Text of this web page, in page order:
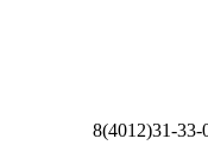
8(4012)31-33-